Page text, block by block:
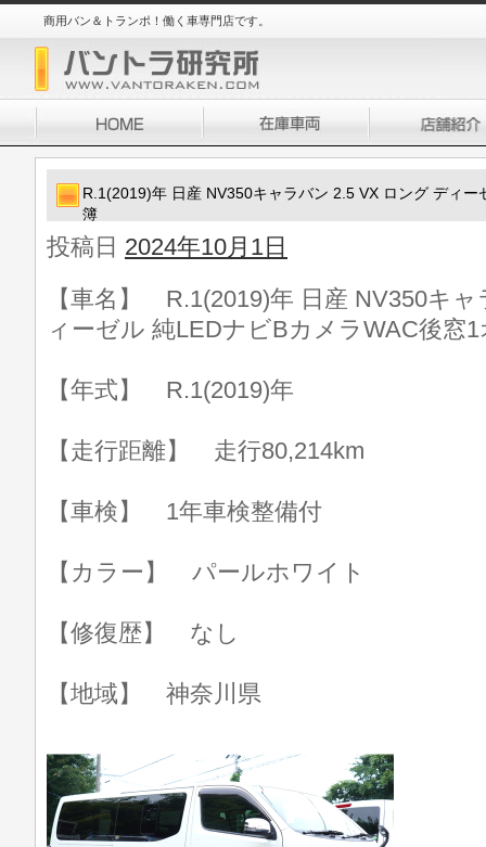
商用バン＆トランポ！働く車専門店です。
R.1(2019)年 日産 NV350キャラバン 2.5 VX ロング ディ
簿
投稿日 2024年10月1日
【車名】 R.1(2019)年 日産 NV350キ
ィーゼル 純LEDナビBカメラWAC後窓
【年式】 R.1(2019)年
【走行距離】 走行80,214km
【車検】 1年車検整備付
【カラー】 パールホワイト
【修復歴】 なし
【地域】 神奈川県